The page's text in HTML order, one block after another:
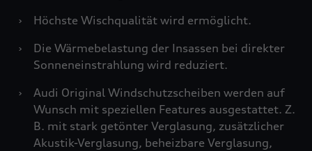
›
Höchste Wischqualität wird ermöglicht.
›
Die Wärmebelastung der Insassen bei direkter
Sonneneinstrahlung wird reduziert.
›
Audi Original Windschutzscheiben werden auf
Wunsch mit speziellen Features ausgestattet. Z.
B. mit stark getönter Verglasung, zusätzlicher
Akustik-Verglasung, beheizbare Verglasung,